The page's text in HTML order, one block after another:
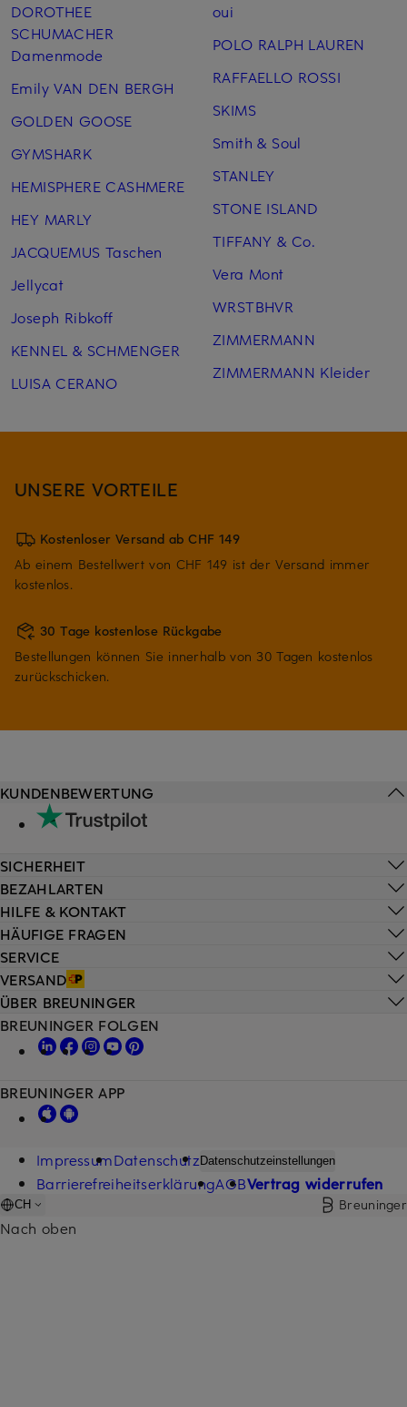
DOROTHEE
SCHUMACHER
Damenmode
Emily VAN DEN BERGH
GOLDEN GOOSE
GYMSHARK
HEMISPHERE CASHMERE
HEY MARLY
JACQUEMUS Taschen
Jellycat
Joseph Ribkoff
KENNEL & SCHMENGER
LUISA CERANO
oui
POLO RALPH LAUREN
RAFFAELLO ROSSI
SKIMS
Smith & Soul
STANLEY
STONE ISLAND
TIFFANY & Co.
Vera Mont
WRSTBHVR
ZIMMERMANN
ZIMMERMANN Kleider
UNSERE VORTEILE
Kostenloser Versand ab CHF 149
Ab einem Bestellwert von CHF 149 ist der Versand immer
kostenlos.
30 Tage kostenlose Rückgabe
Bestellungen können Sie innerhalb von 30 Tagen kostenlos
zurückschicken.
HILFE & KONTAKT
HÄUFIGE FRAGEN
SERVICE
VERSAND
KUNDENBEWERTUNG
SICHERHEIT
BEZAHLARTEN
ÜBER BREUNINGER
BREUNINGER FOLGEN
BREUNINGER APP
ImpressumDatenschutz Datenschutzeinstellungen
BarrierefreiheitserklärungAGBVertrag widerrufen
CH Breuninger
Nach oben